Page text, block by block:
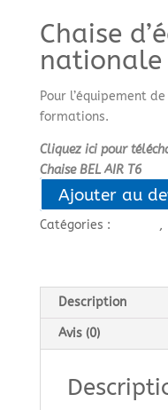
Chaise
nationale
Pour l’équipement
formations.
Cliquez ici pour
Chaise BEL AIR T6
Ajouter au
Catégories : ,
Description
Avis (0)